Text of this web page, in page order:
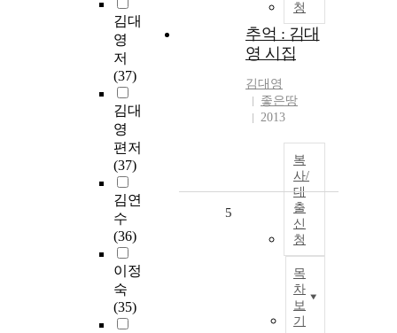
김대
영
저
(37)
김대
영
편저
(37)
김연
수
(36)
이정
숙
(35)
청
추억 : 김대
영 시집
김대영
좋은땅
2013
복
사/
대
출
신
청
목
차
보
기
5